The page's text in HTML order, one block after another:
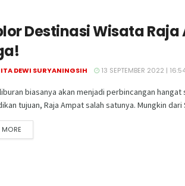
Destinasi Wisata
DEWI SURYANINGSIH 13 SEPTEMBER 2022 |
biasanya akan menjadi perbincangan
tujuan, Raja Ampat salah satunya. Mungkin
MORE